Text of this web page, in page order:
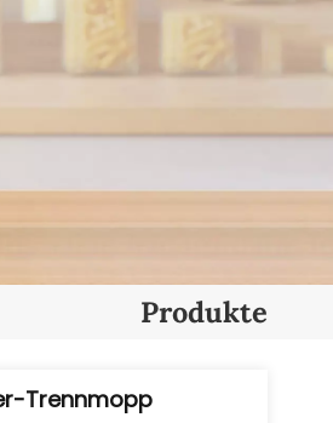
English
Français
Español
Nederlands
Produkte
Trennmopp